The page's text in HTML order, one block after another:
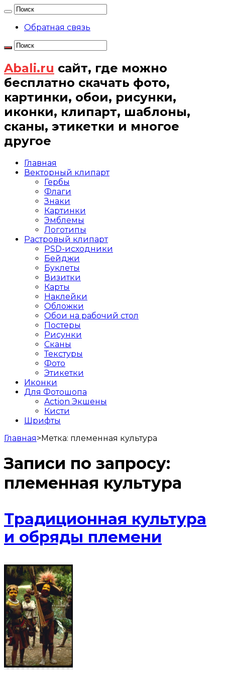
Обратная связь
Abali.ru сайт, где можно
бесплатно скачать фото,
картинки, обои, рисунки,
иконки, клипарт, шаблоны,
сканы, этикетки и многое
другое
Главная
Векторный клипарт
Гербы
Флаги
Знаки
Картинки
Эмблемы
Логотипы
Растровый клипарт
PSD-исходники
Бейджи
Буклеты
Визитки
Карты
Наклейки
Обложки
Обои на рабочий стол
Постеры
Рисунки
Сканы
Текстуры
Фото
Этикетки
Иконки
Для Фотошопа
Action Экшены
Кисти
Шрифты
Главная>Метка: племенная культура
Записи по запросу:
племенная культура
Традиционная культура
и обряды племени